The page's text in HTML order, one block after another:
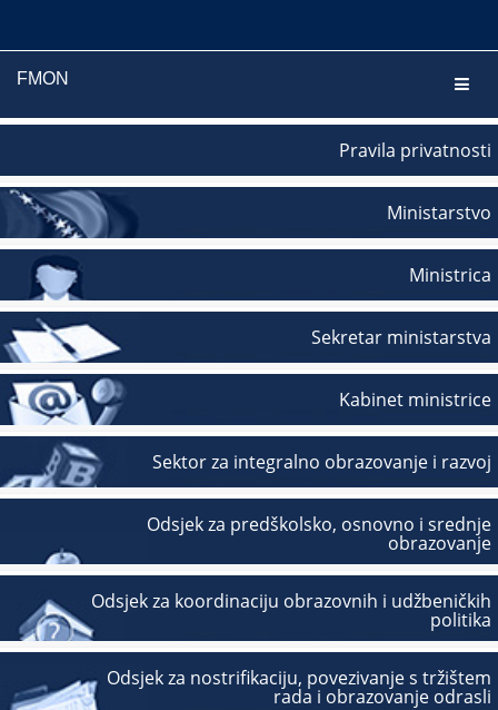
FMON
Pravila privatnosti
Ministarstvo
Ministrica
Sekretar ministarstva
Kabinet ministrice
Sektor za integralno obrazovanje i razvoj
Odsjek za predškolsko, osnovno i srednje
obrazovanje
Odsjek za koordinaciju obrazovnih i udžbeničkih
politika
Odsjek za nostrifikaciju, povezivanje s tržištem
rada i obrazovanje odrasli